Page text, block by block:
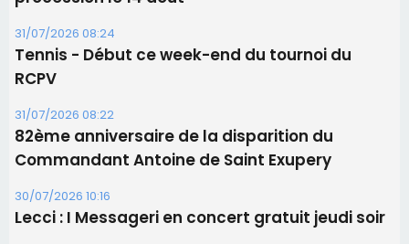
31/07/2026 08:24
Tennis - Début ce week-end du tournoi du
RCPV
31/07/2026 08:22
82ème anniversaire de la disparition du
Commandant Antoine de Saint Exupery
30/07/2026 10:16
Lecci : I Messageri en concert gratuit jeudi soir